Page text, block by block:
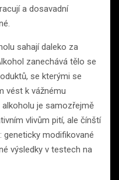
a dosavadní
sahají daleko za
zanechává tělo se
se kterými se
vést k vážnému
je samozřejmě
vlivům pití, ale čínští
geneticky modifikované
výsledky v testech na